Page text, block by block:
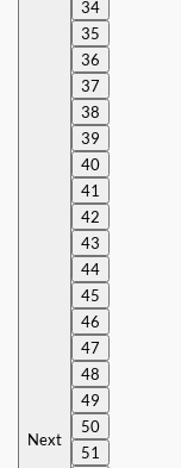
Next
34
35
36
37
38
39
40
41
42
43
44
45
46
47
48
49
50
51